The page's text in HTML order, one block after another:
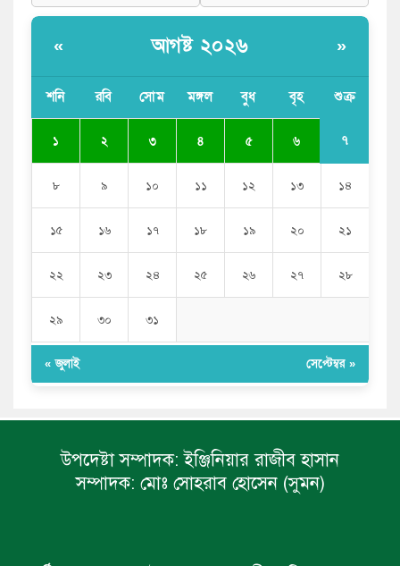
ভারতের পূর্ব সীমান্তে এখন ‘আরেকটি পাকিস্তান’ গড়ে উঠেছে:
যে ডকুমেন্টারিতে আবু সাঈদের ছবি নেই, সেটা কোনো
« আগষ্ট ২০২৬ »
শনি রবি সোম মঙ্গল বুধ বৃহ শুক্র
১ ২ ৩ ৪ ৫ ৬ ৭
৮ ৯ ১০ ১১ ১২ ১৩ ১৪
১৫ ১৬ ১৭ ১৮ ১৯ ২০ ২১
২২ ২৩ ২৪ ২৫ ২৬ ২৭ ২৮
২৯ ৩০ ৩১
« জুলাই সেপ্টেম্বর »
উপদেষ্টা সম্পাদক: ইঞ্জিনিয়ার রাজীব হাসান
সম্পাদক: মোঃ সোহরাব হোসেন (সুমন)